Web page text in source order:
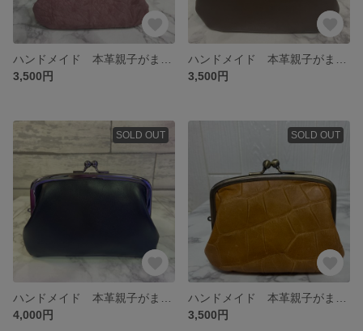
3,500円
3,500円
SOLD OUT
4,000円
SOLD OUT
3,500円